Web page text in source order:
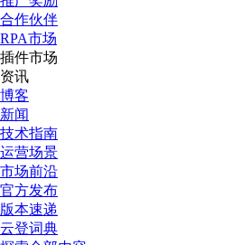
合作伙伴
RPA市场
插件市场
资讯
博客
新闻
技术指南
运营场景
市场前沿
官方发布
版本速递
云登词典